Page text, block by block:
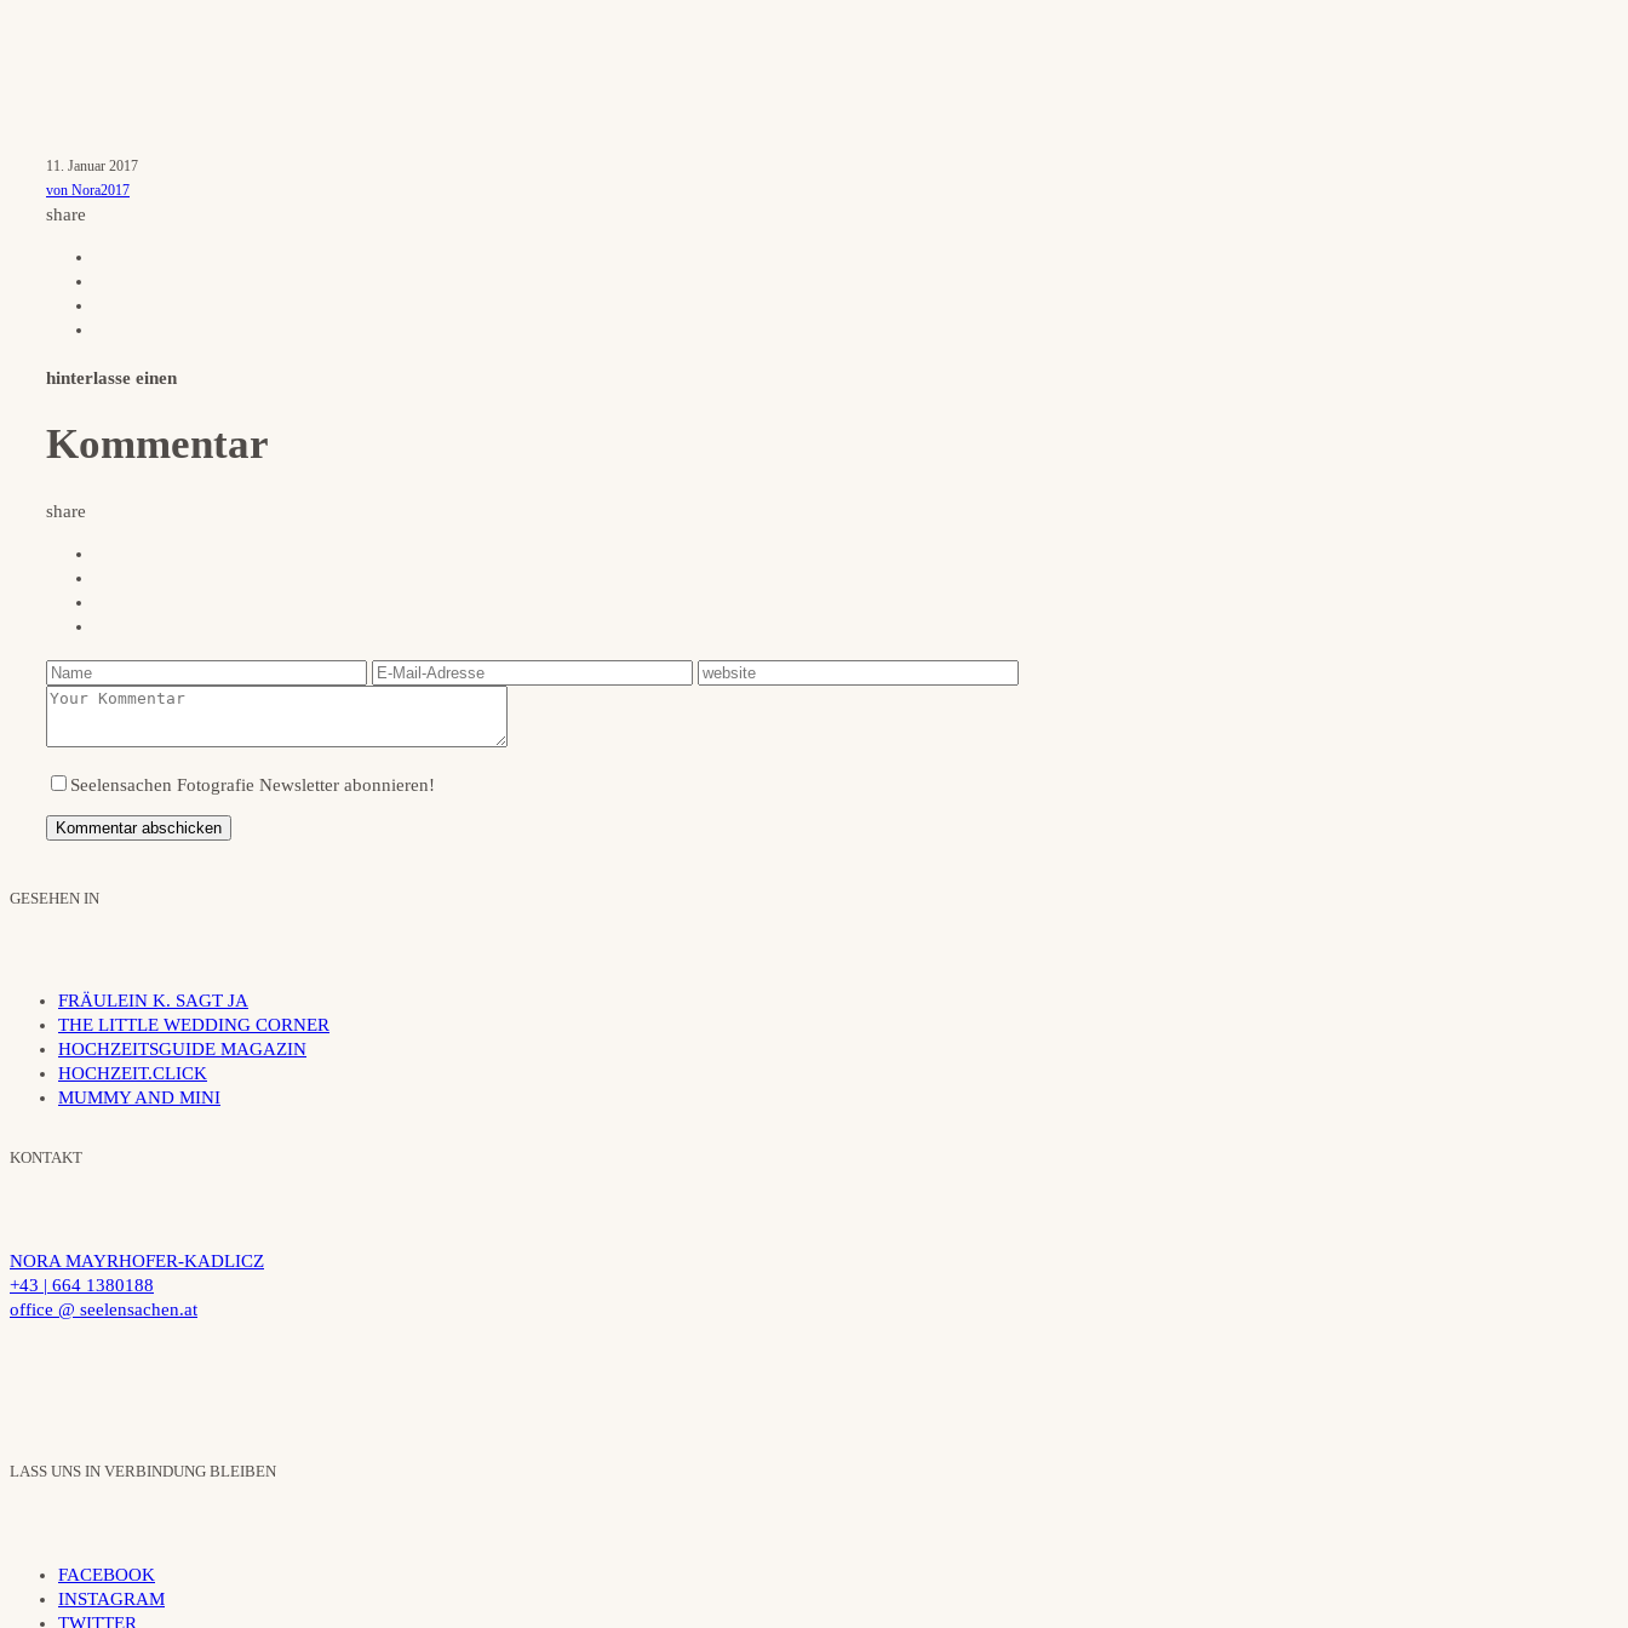
11. Januar 2017
von Nora2017
share
hinterlasse einen
Kommentar
share
Seelensachen Fotografie Newsletter abonnieren!
GESEHEN IN
FRÄULEIN K. SAGT JA
THE LITTLE WEDDING CORNER
HOCHZEITSGUIDE MAGAZIN
HOCHZEIT.CLICK
MUMMY AND MINI
KONTAKT
NORA MAYRHOFER-KADLICZ
+43 | 664 1380188
office @ seelensachen.at
LASS UNS IN VERBINDUNG BLEIBEN
FACEBOOK
INSTAGRAM
TWITTER